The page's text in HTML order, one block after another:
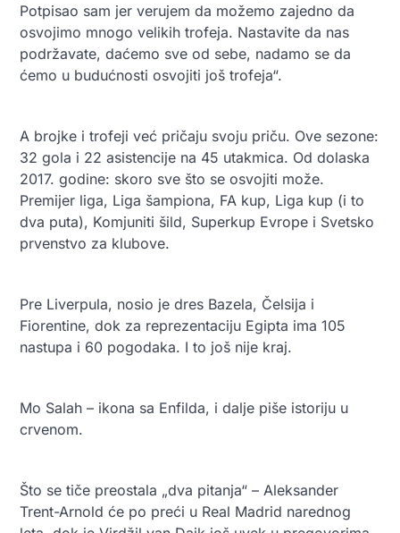
Potpisao sam jer verujem da možemo zajedno da
osvojimo mnogo velikih trofeja. Nastavite da nas
podržavate, daćemo sve od sebe, nadamo se da
ćemo u budućnosti osvojiti još trofeja“.
A brojke i trofeji već pričaju svoju priču. Ove sezone:
32 gola i 22 asistencije na 45 utakmica. Od dolaska
2017. godine: skoro sve što se osvojiti može.
Premijer liga, Liga šampiona, FA kup, Liga kup (i to
dva puta), Komjuniti šild, Superkup Evrope i Svetsko
prvenstvo za klubove.
Pre Liverpula, nosio je dres Bazela, Čelsija i
Fiorentine, dok za reprezentaciju Egipta ima 105
nastupa i 60 pogodaka. I to još nije kraj.
Mo Salah – ikona sa Enfilda, i dalje piše istoriju u
crvenom.
Što se tiče preostala „dva pitanja“ – Aleksander
Trent-Arnold će po preći u Real Madrid narednog